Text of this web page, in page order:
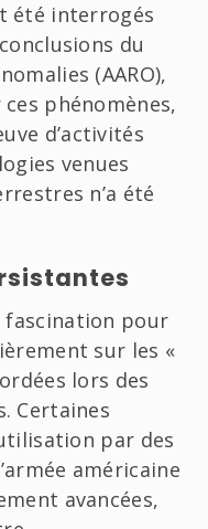
été interrogés
du
(AARO),
phénomènes,
d’activités
venues
n’a été
fascination pour
sur les «
lors des
Certaines
par des
américaine
avancées,